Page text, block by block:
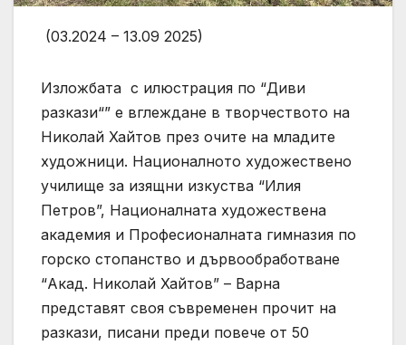
(03.2024 – 13.09 2025)
Изложбата с илюстрация по “Диви
разкази“” е вглеждане в творчеството на
Николай Хайтов през очите на младите
художници. Националното художествено
училище за изящни изкуства “Илия
Петров”, Националната художествена
академия и Професионалната гимназия по
горско стопанство и дървообработване
“Акад. Николай Хайтов” – Варна
представят своя съвременен прочит на
разкази, писани преди повече от 50